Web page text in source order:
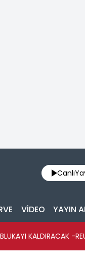
Canlı
VİDEO YAYIN
KALDIRACAK -